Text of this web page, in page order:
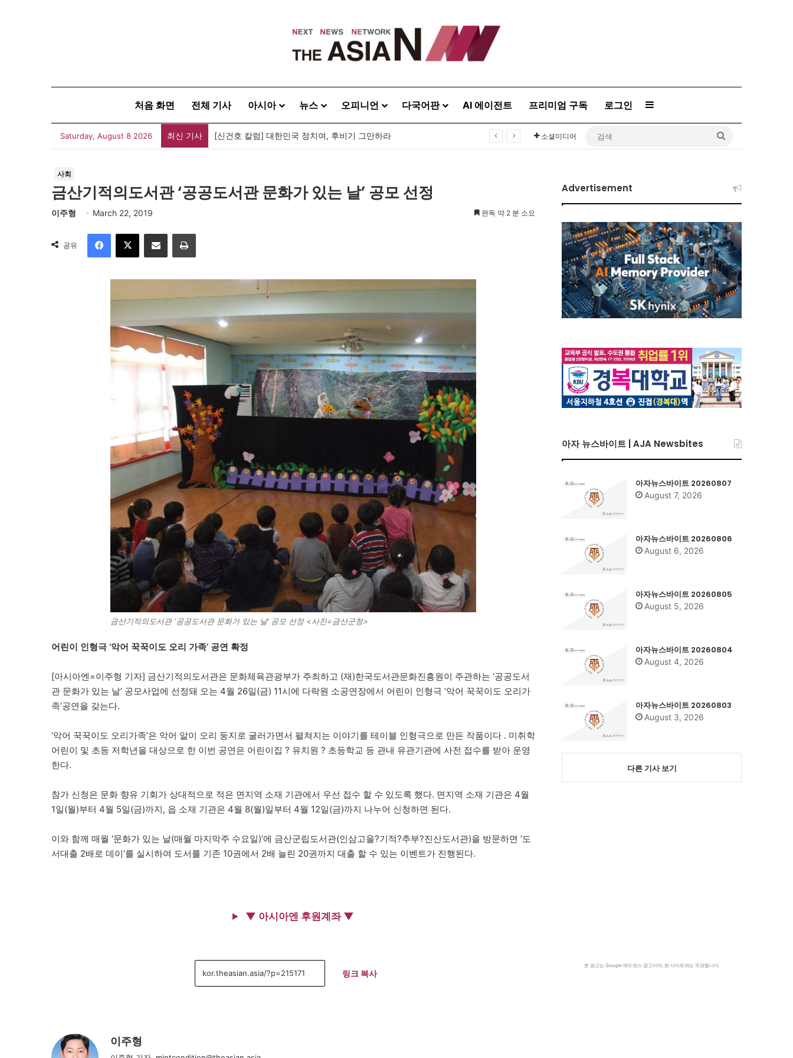
처음 화면 전체 기사 아시아 뉴스 오피니언 다국어판 AI 에이전트 프리미엄 구독 로그인 Sidebar
Saturday, August 8 2026 최신 기사 [신건호 칼럼] 대한민국 정치여, 후비기 그만하라 소셜미디어
사회
금산기적의도서관 ‘공공도서관 문화가 있는 날’ 공모 선정
이주형 March 22, 2019 완독 약 2 분 소요
공유
이메일
금산기적의도서관 ‘공공도서관 문화가 있는 날’ 공모 선정 <사진=금산군청>
어린이 인형극 ‘악어 꾹꾹이도 오리 가족’ 공연 확정
[아시아엔=이주형 기자] 금산기적의도서관은 문화체육관광부가 주최하고 (재)한국도서관문화진흥원이 주관하는 ‘공공도서
관 문화가 있는 날’ 공모사업에 선정돼 오는 4월 26일(금) 11시에 다락원 소공연장에서 어린이 인형극 ‘악어 꾹꾹이도 오리가
족’공연을 갖는다.
‘악어 꾹꾹이도 오리가족’은 악어 알이 오리 둥지로 굴러가면서 펼쳐지는 이야기를 테이블 인형극으로 만든 작품이다 . 미취학
어린이 및 초등 저학년을 대상으로 한 이번 공연은 어린이집 ? 유치원 ? 초등학교 등 관내 유관기관에 사전 접수를 받아 운영
한다.
참가 신청은 문화 향유 기회가 상대적으로 적은 면지역 소재 기관에서 우선 접수 할 수 있도록 했다. 면지역 소재 기관은 4월
1일(월)부터 4월 5일(금)까지, 읍 소재 기관은 4월 8(월)일부터 4월 12일(금)까지 나누어 신청하면 된다.
이와 함께 매월 ‘문화가 있는 날(매월 마지막주 수요일)’에 금산군립도서관(인삼고을?기적?추부?진산도서관)을 방문하면 ‘도
서대출 2배로 데이’를 실시하여 도서를 기존 10권에서 2배 늘린 20권까지 대출 할 수 있는 이벤트가 진행된다.
▼ 아시아엔 후원계좌 ▼
링크 복사
이주형
Advertisement
아자 뉴스바이트 | AJA Newsbites
아자뉴스바이트 20260807
August 7, 2026
아자뉴스바이트 20260806
August 6, 2026
아자뉴스바이트 20260805
August 5, 2026
아자뉴스바이트 20260804
August 4, 2026
아자뉴스바이트 20260803
August 3, 2026
다른 기사 보기
본 광고는 Google 애드센스 광고이며, 본 사이트와는 무관합니다.